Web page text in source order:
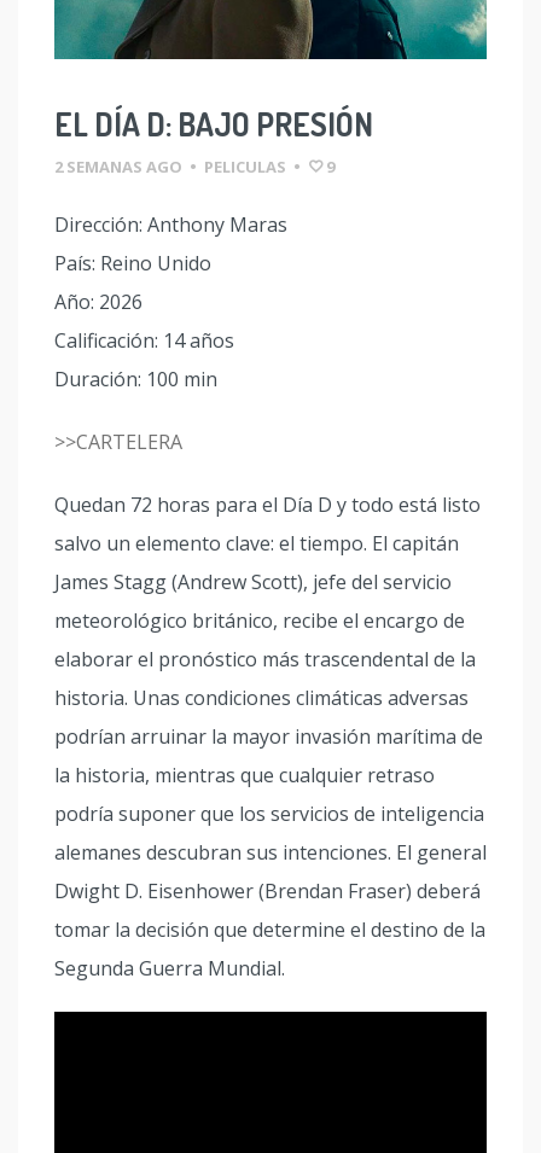
EL DÍA D: BAJO PRESIÓN
2 SEMANAS AGO • PELICULAS • 9
Dirección: Anthony Maras
País: Reino Unido
Año: 2026
Calificación: 14 años
Duración: 100 min
>>CARTELERA
Quedan 72 horas para el Día D y todo está listo
salvo un elemento clave: el tiempo. El capitán
James Stagg (Andrew Scott), jefe del servicio
meteorológico británico, recibe el encargo de
elaborar el pronóstico más trascendental de la
historia. Unas condiciones climáticas adversas
podrían arruinar la mayor invasión marítima de
la historia, mientras que cualquier retraso
podría suponer que los servicios de inteligencia
alemanes descubran sus intenciones. El general
Dwight D. Eisenhower (Brendan Fraser) deberá
tomar la decisión que determine el destino de la
Segunda Guerra Mundial.